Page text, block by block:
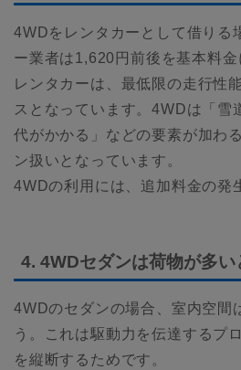
4WDをレンタカーとして借りる
ー業者は1,620円前後を基本料金
レンタカーは、最低限の走行性
スとなっています。4WDは「雪
代がかかる」などの要素が加わ
ン扱いとなっています。
4WDの利用には、追加料金の発
4. 4WDセダンは荷物が多い
4WDのセダンの場合、室内空間
う。これは駆動力を伝達するプ
を縦断するためです。